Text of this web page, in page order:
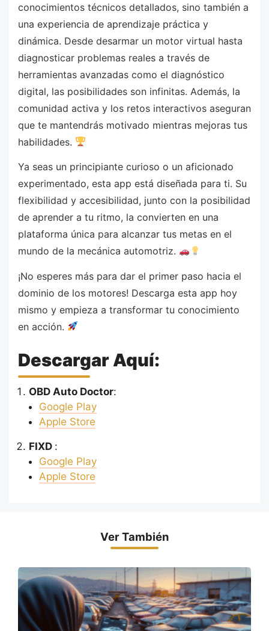
conocimientos técnicos detallados, sino también a
una experiencia de aprendizaje práctica y
dinámica. Desde desarmar un motor virtual hasta
diagnosticar problemas reales a través de
herramientas avanzadas como el diagnóstico
digital, las posibilidades son infinitas. Además, la
comunidad activa y los retos interactivos aseguran
que te mantendrás motivado mientras mejoras tus
habilidades.
Ya seas un principiante curioso o un aficionado
experimentado, esta app está diseñada para ti. Su
flexibilidad y accesibilidad, junto con la posibilidad
de aprender a tu ritmo, la convierten en una
plataforma única para alcanzar tus metas en el
mundo de la mecánica automotriz.
¡No esperes más para dar el primer paso hacia el
dominio de los motores! Descarga esta app hoy
mismo y empieza a transformar tu conocimiento
en acción.
Descargar Aquí:
OBD Auto Doctor:
Google Play
Apple Store
FIXD :
Google Play
Apple Store
Ver También